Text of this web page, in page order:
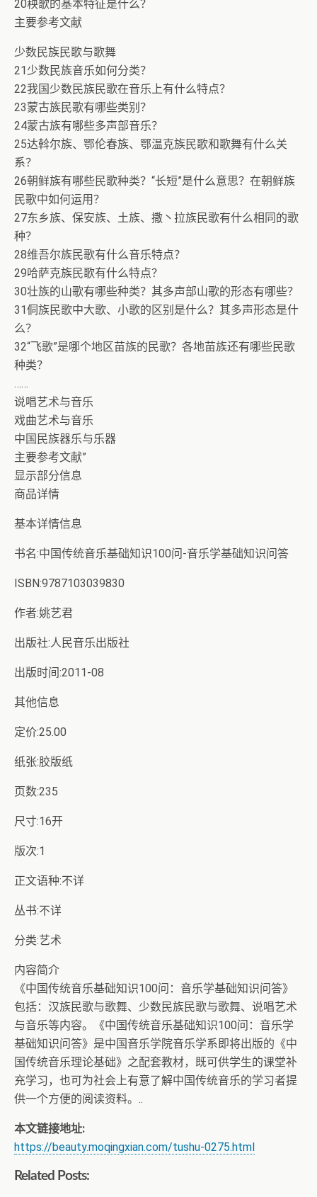
20秧歌的基本特征是什么？
主要参考文献
少数民族民歌与歌舞
21少数民族音乐如何分类？
22我国少数民族民歌在音乐上有什么特点？
23蒙古族民歌有哪些类别？
24蒙古族有哪些多声部音乐？
25达斡尔族、鄂伦春族、鄂温克族民歌和歌舞有什么关
系？
26朝鲜族有哪些民歌种类？“长短”是什么意思？在朝鲜族
民歌中如何运用？
27东乡族、保安族、土族、撒丶拉族民歌有什么相同的歌
种？
28维吾尔族民歌有什么音乐特点？
29哈萨克族民歌有什么特点？
30壮族的山歌有哪些种类？其多声部山歌的形态有哪些？
31侗族民歌中大歌、小歌的区别是什么？其多声形态是什
么？
32“飞歌”是哪个地区苗族的民歌？各地苗族还有哪些民歌
种类？
……
说唱艺术与音乐
戏曲艺术与音乐
中国民族器乐与乐器
主要参考文献”
显示部分信息
商品详情
基本详情信息
书名:中国传统音乐基础知识100问-音乐学基础知识问答
ISBN:9787103039830
作者:姚艺君
出版社:人民音乐出版社
出版时间:2011-08
其他信息
定价:25.00
纸张:胶版纸
页数:235
尺寸:16开
版次:1
正文语种:不详
丛书:不详
分类:艺术
内容简介
《中国传统音乐基础知识100问：音乐学基础知识问答》
包括：汉族民歌与歌舞、少数民族民歌与歌舞、说唱艺术
与音乐等内容。《中国传统音乐基础知识100问：音乐学
基础知识问答》是中国音乐学院音乐学系即将出版的《中
国传统音乐理论基础》之配套教材，既可供学生的课堂补
充学习，也可为社会上有意了解中国传统音乐的学习者提
供一个方便的阅读资料。..
本文链接地址:
https://beauty.moqingxian.com/tushu-0275.html
Related Posts: